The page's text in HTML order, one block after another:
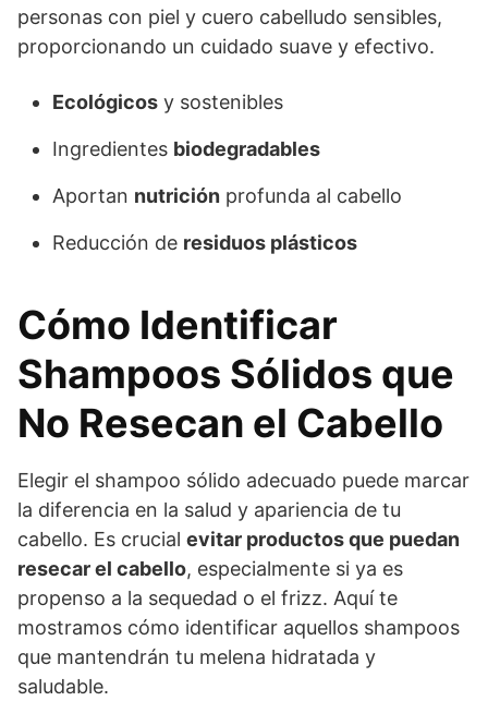
personas con piel y cuero cabelludo sensibles,
proporcionando un cuidado suave y efectivo.
Ecológicos y sostenibles
Ingredientes biodegradables
Aportan nutrición profunda al cabello
Reducción de residuos plásticos
Cómo Identificar
Shampoos Sólidos que
No Resecan el Cabello
Elegir el shampoo sólido adecuado puede marcar
la diferencia en la salud y apariencia de tu
cabello. Es crucial evitar productos que puedan
resecar el cabello, especialmente si ya es
propenso a la sequedad o el frizz. Aquí te
mostramos cómo identificar aquellos shampoos
que mantendrán tu melena hidratada y
saludable.